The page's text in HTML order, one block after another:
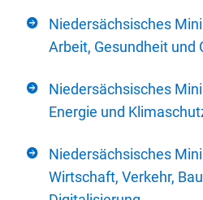
Niedersächsisches
Arbeit, Gesundheit und
Niedersächsisches
Energie und
Niedersächsisches
Wirtschaft, Verkehr,